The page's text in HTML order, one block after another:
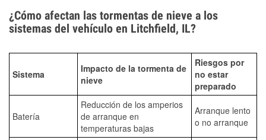
¿Cómo afectan las tormentas de nieve a los
sistemas del vehículo en Litchfield, IL?
Sistema
Impacto de la tormenta de
nieve
Riesgos por
no estar
preparado
Batería
Reducción de los amperios
de arranque en
temperaturas bajas
Arranque lento
o no arranque